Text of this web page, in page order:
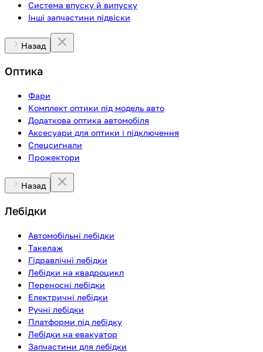
Система впуску й випуску
Інші запчастини підвіски
Назад
Оптика
Фари
Комплект оптики під модель авто
Додаткова оптика автомобіля
Аксесуари для оптики і підключення
Спецсигнали
Прожектори
Назад
Лебідки
Автомобільні лебідки
Такелаж
Гідравлічні лебідки
Лебідки на квадроцикл
Переносні лебідки
Електричні лебідки
Ручні лебідки
Платформи під лебідку
Лебідки на евакуатор
Запчастини для лебідки